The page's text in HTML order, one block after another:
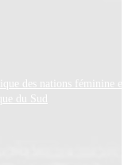
des nations féminine
du Sud